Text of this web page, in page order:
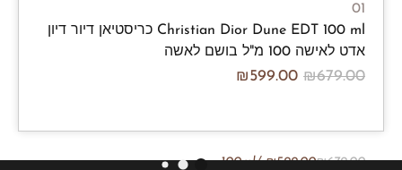
01
Christian Dior Dune EDT 100 ml כריסטיאן דיור דיון
אדט לאישה 100 מ"ל בושם לאשה
₪679.00
₪599.00
₪679.00
₪599.00
/100ml